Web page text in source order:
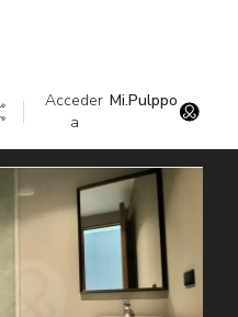
Acceder
a
Mi.Pulppo